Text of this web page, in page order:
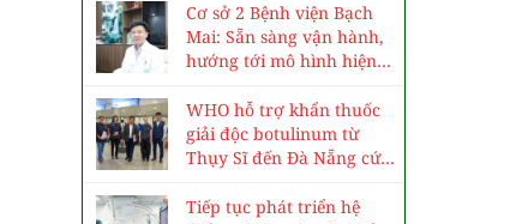
Cơ sở 2 Bệnh viện Bạch
Mai: Sẵn sàng vận hành,
hướng tới mô hình hiện
WHO hỗ trợ khẩn thuốc
giải độc botulinum từ
Thụy Sĩ đến Đà Nẵng cứu
Tiếp tục phát triển hệ